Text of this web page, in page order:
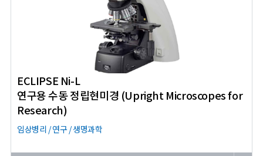
ECLIPSE Ni-L
연구용 수동 정립현미경 (Upright Microscopes for
Research)
임상병리 / 연구 / 생명과학